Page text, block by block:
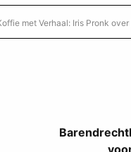
met Verhaal: Iris Pronk